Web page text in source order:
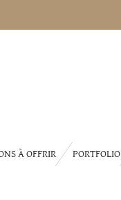
À OFFRIR PORTFOLIO